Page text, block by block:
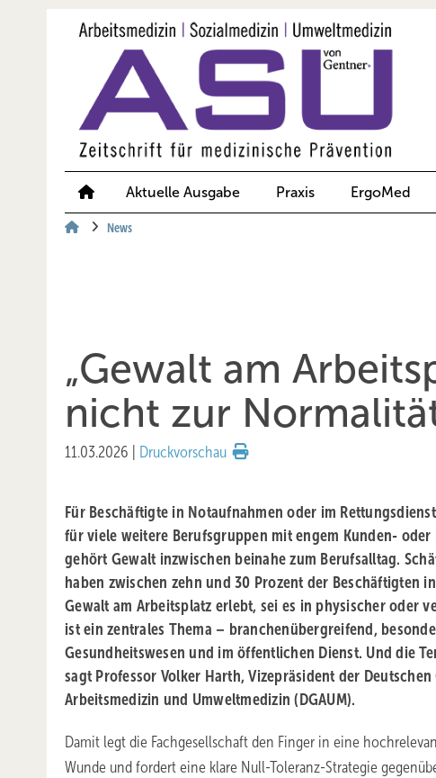
Aktuelle Ausgabe Praxis ErgoMed
News
„Gewalt am
nicht zur
11.03.2026 Druckvorschau
Für Beschäftigte in Notaufnahmen oder im
für viele weitere Berufsgruppen mit engem Kunden-
gehört Gewalt inzwischen beinahe zum Berufsalltag.
haben zwischen zehn und 30 Prozent der Beschäftigten
Gewalt am Arbeitsplatz erlebt, sei es in physischer oder
ist ein zentrales Thema – branchenübergreifend,
Gesundheitswesen und im öffentlichen Dienst. Und die
sagt Professor Volker Harth, Vizepräsident der
Arbeitsmedizin und Umweltmedizin (DGAUM).
Damit legt die Fachgesellschaft den Finger in eine
Wunde und fordert eine klare Null-Toleranz-Strategie